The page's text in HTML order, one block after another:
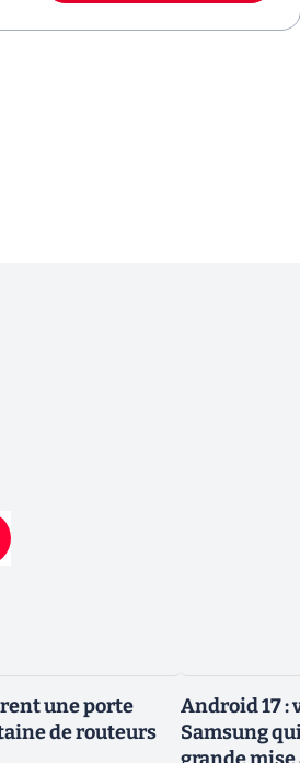
une porte
de routeurs
Android 17 :
Samsung